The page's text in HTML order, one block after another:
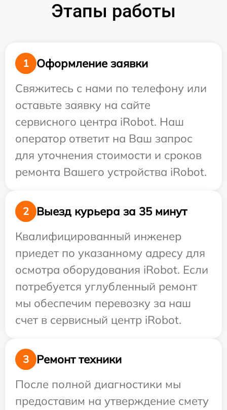
Этапы работы
1
Оформление заявки
Свяжитесь с нами по телефону или
оставьте заявку на сайте
сервисного центра iRobot. Наш
оператор ответит на Ваш запрос
для уточнения стоимости и сроков
ремонта Вашего устройства iRobot.
2
Выезд курьера за 35 минут
Квалифицированный инженер
приедет по указанному адресу для
осмотра оборудования iRobot. Если
потребуется углубленный ремонт
мы обеспечим перевозку за наш
счет в сервисный центр iRobot.
3
Ремонт техники
После полной диагностики мы
предоставим на утверждение смету